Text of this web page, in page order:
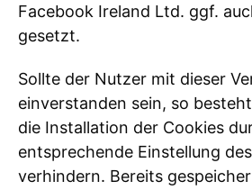
Facebook Ireland Ltd. ggf.
gesetzt.
Sollte der Nutzer mit dieser
einverstanden sein, so
die Installation der Cookies
entsprechende Einstellung
verhindern. Bereits